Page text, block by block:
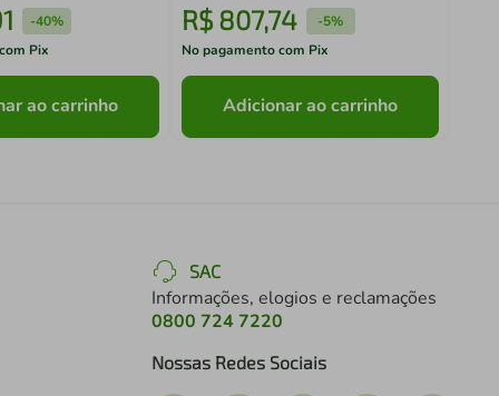
-40%
Pix
ao carrinho
R$ 807,74 -5%
No pagamento com Pix
Adicionar ao carrinho
SAC
Informações, elogios e reclamações
0800 724 7220
Nossas Redes Sociais